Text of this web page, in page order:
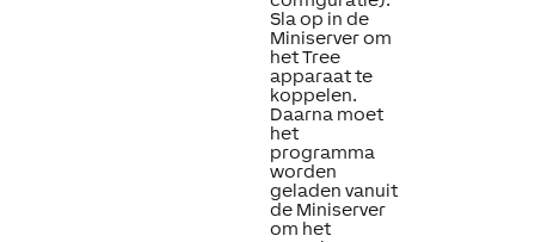
Sla op in de
Miniserver om
het Tree
apparaat te
koppelen.
Daarna moet
het
programma
worden
geladen vanuit
de Miniserver
om het